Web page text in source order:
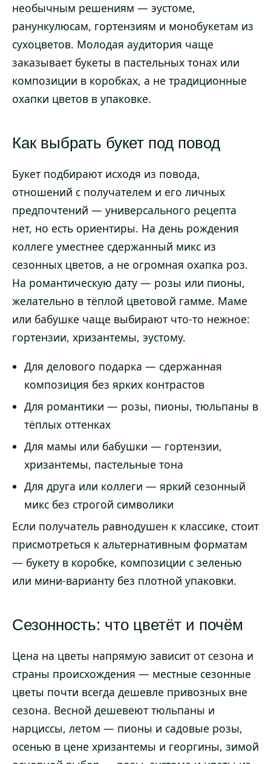
необычным решениям — эустоме,
ранункулюсам, гортензиям и монобукетам из
сухоцветов. Молодая аудитория чаще
заказывает букеты в пастельных тонах или
композиции в коробках, а не традиционные
охапки цветов в упаковке.
Как выбрать букет под повод
Букет подбирают исходя из повода,
отношений с получателем и его личных
предпочтений — универсального рецепта
нет, но есть ориентиры. На день рождения
коллеге уместнее сдержанный микс из
сезонных цветов, а не огромная охапка роз.
На романтическую дату — розы или пионы,
желательно в тёплой цветовой гамме. Маме
или бабушке чаще выбирают что-то нежное:
гортензии, хризантемы, эустому.
Для делового подарка — сдержанная
композиция без ярких контрастов
Для романтики — розы, пионы, тюльпаны в
тёплых оттенках
Для мамы или бабушки — гортензии,
хризантемы, пастельные тона
Для друга или коллеги — яркий сезонный
микс без строгой символики
Если получатель равнодушен к классике, стоит
присмотреться к альтернативным форматам
— букету в коробке, композиции с зеленью
или мини-варианту без плотной упаковки.
Сезонность: что цветёт и почём
Цена на цветы напрямую зависит от сезона и
страны происхождения — местные сезонные
цветы почти всегда дешевле привозных вне
сезона. Весной дешевеют тюльпаны и
нарциссы, летом — пионы и садовые розы,
осенью в цене хризантемы и георгины, зимой